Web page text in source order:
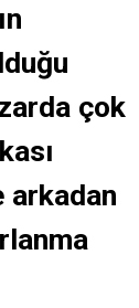
çok
arkadan